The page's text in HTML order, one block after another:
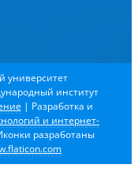
университет
институт
| Разработка и
и интернет-
разработаны